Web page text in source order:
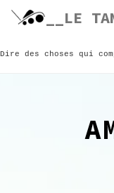
Skip
__LE
Dire des choses qui